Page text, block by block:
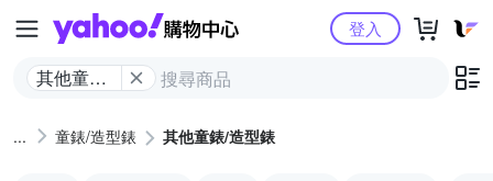
Yahoo購物中心
其他童錶/
登入
童錶/造型錶 其他童錶/造型錶